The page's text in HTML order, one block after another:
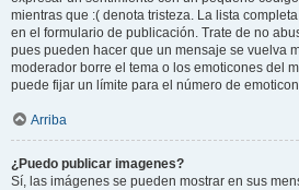
mientras que :( denota tristeza. La lista
en el formulario de publicación. Trate de no
pues pueden hacer que un mensaje se vuelva
moderador borre el tema o los emoticones del
puede fijar un límite para el número de
Arriba
¿Puedo publicar imagenes?
Sí, las imágenes se pueden mostrar en sus